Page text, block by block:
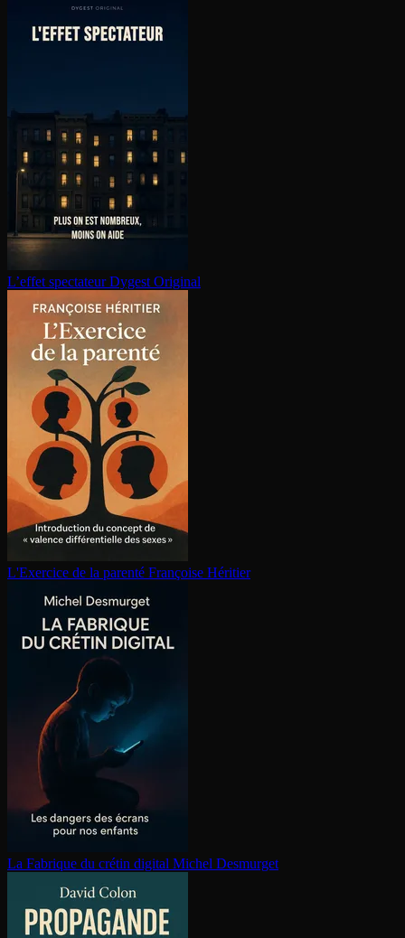
L’effet spectateur Dygest Original
L'Exercice de la parenté Françoise Héritier
La Fabrique du crétin digital Michel Desmurget